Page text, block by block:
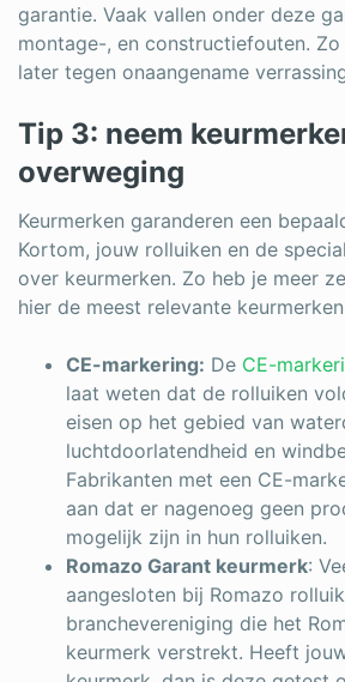
garantie. Vaak vallen onder deze
montage-, en constructiefouten.
later tegen onaangename
Tip 3: neem
overweging
Keurmerken garanderen een
Kortom, jouw rolluiken en de
over keurmerken. Zo heb je meer
hier de meest relevante
CE-markering: De CE-
laat weten dat de rolluiken
eisen op het gebied van
luchtdoorlatendheid en
Fabrikanten met een CE-
aan dat er nagenoeg geen
mogelijk zijn in hun rolluiken.
Romazo Garant keurmerk:
aangesloten bij Romazo
branchevereniging die het
keurmerk verstrekt. Heeft